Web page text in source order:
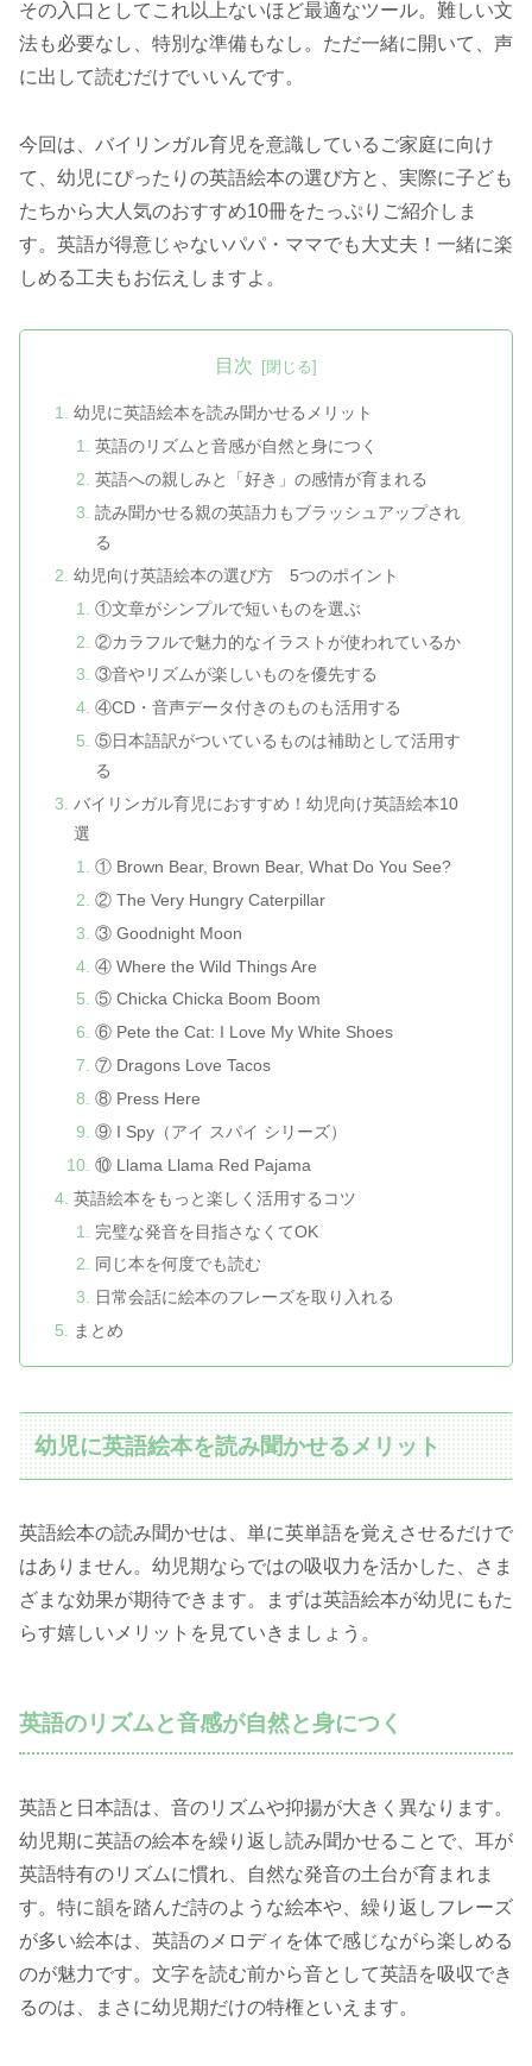
その入口としてこれ以上ないほど最適なツール。難しい文
法も必要なし、特別な準備もなし。ただ一緒に開いて、声
に出して読むだけでいいんです。
今回は、バイリンガル育児を意識しているご家庭に向け
て、幼児にぴったりの英語絵本の選び方と、実際に子ども
たちから大人気のおすすめ10冊をたっぷりご紹介しま
す。英語が得意じゃないパパ・ママでも大丈夫！一緒に楽
しめる工夫もお伝えしますよ。
目次
幼児に英語絵本を読み聞かせるメリット
英語のリズムと音感が自然と身につく
英語への親しみと「好き」の感情が育まれる
読み聞かせる親の英語力もブラッシュアップされ
る
幼児向け英語絵本の選び方 5つのポイント
①文章がシンプルで短いものを選ぶ
②カラフルで魅力的なイラストが使われているか
③音やリズムが楽しいものを優先する
④CD・音声データ付きのものも活用する
⑤日本語訳がついているものは補助として活用す
る
バイリンガル育児におすすめ！幼児向け英語絵本10
選
① Brown Bear, Brown Bear, What Do You See?
② The Very Hungry Caterpillar
③ Goodnight Moon
④ Where the Wild Things Are
⑤ Chicka Chicka Boom Boom
⑥ Pete the Cat: I Love My White Shoes
⑦ Dragons Love Tacos
⑧ Press Here
⑨ I Spy（アイ スパイ シリーズ）
⑩ Llama Llama Red Pajama
英語絵本をもっと楽しく活用するコツ
完璧な発音を目指さなくてOK
同じ本を何度でも読む
日常会話に絵本のフレーズを取り入れる
まとめ
幼児に英語絵本を読み聞かせるメリット
英語絵本の読み聞かせは、単に英単語を覚えさせるだけで
はありません。幼児期ならではの吸収力を活かした、さま
ざまな効果が期待できます。まずは英語絵本が幼児にもた
らす嬉しいメリットを見ていきましょう。
英語のリズムと音感が自然と身につく
英語と日本語は、音のリズムや抑揚が大きく異なります。
幼児期に英語の絵本を繰り返し読み聞かせることで、耳が
英語特有のリズムに慣れ、自然な発音の土台が育まれま
す。特に韻を踏んだ詩のような絵本や、繰り返しフレーズ
が多い絵本は、英語のメロディを体で感じながら楽しめる
のが魅力です。文字を読む前から音として英語を吸収でき
るのは、まさに幼児期だけの特権といえます。